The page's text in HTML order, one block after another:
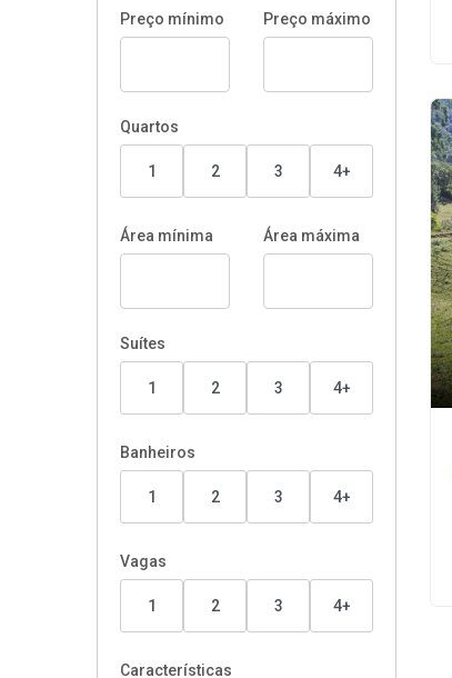
Preço mínimo Preço máximo
Quartos
1 2 3 4+
Área mínima Área máxima
Suítes
1 2 3 4+
Banheiros
1 2 3 4+
Vagas
1 2 3 4+
Características